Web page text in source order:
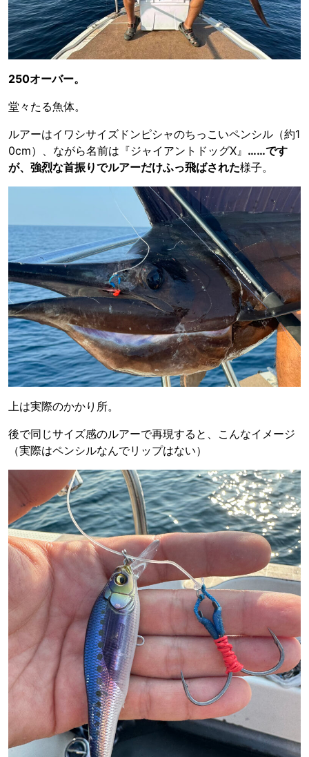
250オーバー。
堂々たる魚体。
ルアーはイワシサイズドンピシャのちっこいペンシル（約1
0cm）、ながら名前は『ジャイアントドッグX』 ……です
が、強烈な首振りでルアーだけふっ飛ばされた様子。
上は実際のかかり所。
後で同じサイズ感のルアーで再現すると、こんなイメージ
（実際はペンシルなんでリップはない）